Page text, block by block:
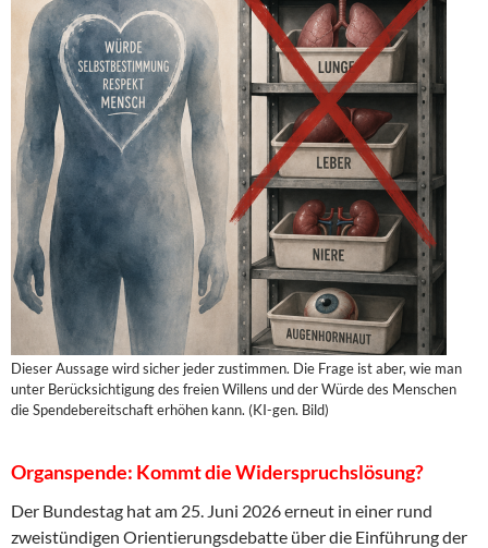
Dieser Aussage wird sicher jeder zustimmen. Die Frage ist aber, wie man
unter Berücksichtigung des freien Willens und der Würde des Menschen
die Spendebereitschaft erhöhen kann. (KI-gen. Bild)
Organspende: Kommt die Widerspruchslösung?
Der Bundestag hat am 25. Juni 2026 erneut in einer rund
zweistündigen Orientierungsdebatte über die Einführung der